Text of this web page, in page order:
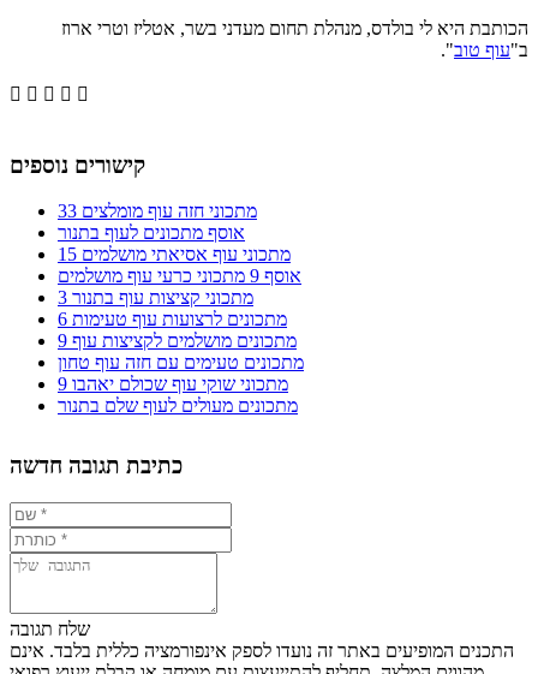
הכותבת היא לי בולדס, מנהלת תחום מעדני בשר, אטליז וטרי ארוז
ב"עוף טוב".
    
קישורים נוספים
33 מתכוני חזה עוף מומלצים
אוסף מתכונים לעוף בתנור
15 מתכוני עוף אסיאתי מושלמים
אוסף 9 מתכוני כרעי עוף מושלמים
3 מתכוני קציצות עוף בתנור
6 מתכונים לרצועות עוף טעימות
9 מתכונים מושלמים לקציצות עוף
מתכונים טעימים עם חזה עוף טחון
9 מתכוני שוקי עוף שכולם יאהבו
מתכונים מעולים לעוף שלם בתנור
כתיבת תגובה חדשה
שלח תגובה
התכנים המופיעים באתר זה נועדו לספק אינפורמציה כללית בלבד. אינם